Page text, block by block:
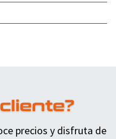
precios y disfruta de